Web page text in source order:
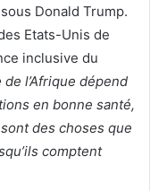
Donald Trump.
Etats-Unis de
inclusive du
l’Afrique dépend
en bonne santé,
des choses que
comptent